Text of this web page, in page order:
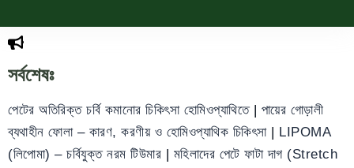
সর্বশেষঃ
পেটের অতিরিক্ত চর্বি কমানোর চিকিৎসা হোমিওপ্যাথিতে | পায়ের গোড়ালী
ব্যথাহীন ফোলা – কারণ, করণীয় ও হোমিওপ্যাথিক চিকিৎসা | LIPOMA
(লিপোমা) – চর্বিযুক্ত নরম টিউমার | মহিলাদের পেটে ফাটা দাগ (Stretch